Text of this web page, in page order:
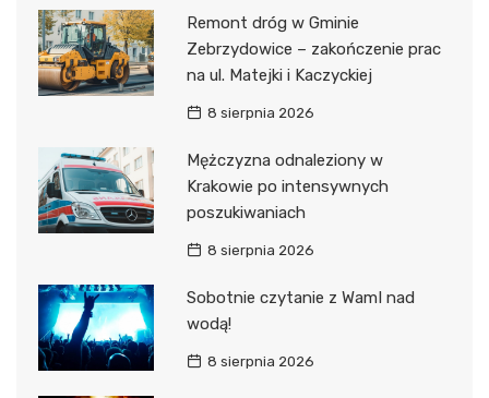
Remont dróg w Gminie
Zebrzydowice – zakończenie prac
na ul. Matejki i Kaczyckiej
8 sierpnia 2026
Mężczyzna odnaleziony w
Krakowie po intensywnych
poszukiwaniach
8 sierpnia 2026
Sobotnie czytanie z WamI nad
wodą!
8 sierpnia 2026